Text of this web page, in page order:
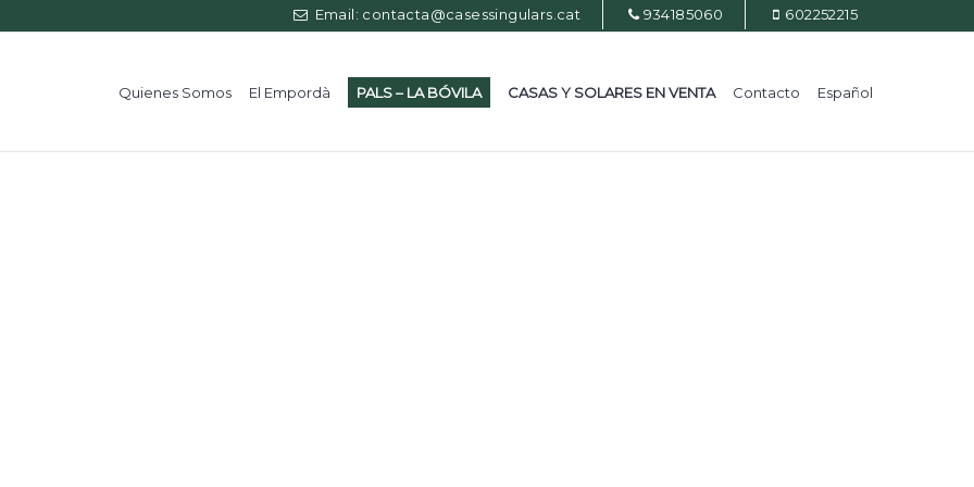
Email: contacta@casessingulars.cat 934185060 602252215
Quienes Somos El Empordà PALS – LA BÓVILA CASAS Y SOLARES EN VENTA Contacto Español